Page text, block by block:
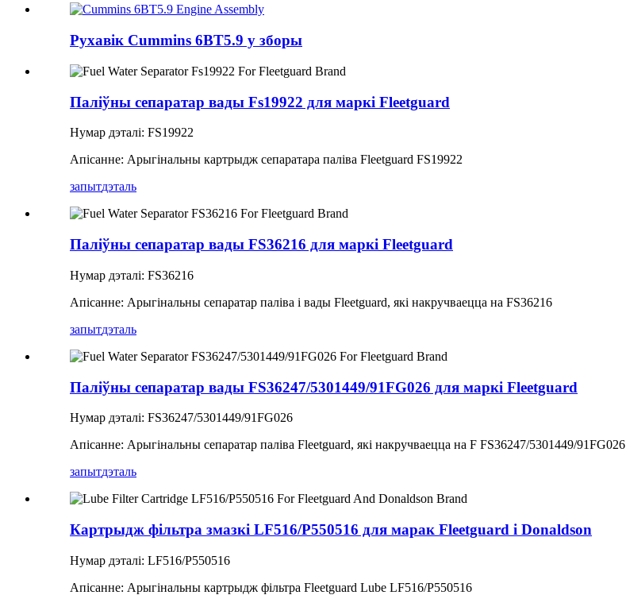
Рухавік Cummins 6BT5.9 у зборы
Паліўны сепаратар вады Fs19922 для маркі Fleetguard
Нумар дэталі: FS19922
Апісанне: Арыгінальны картрыдж сепаратара паліва Fleetguard FS19922
запытдэталь
Паліўны сепаратар вады FS36216 для маркі Fleetguard
Нумар дэталі: FS36216
Апісанне: Арыгінальны сепаратар паліва і вады Fleetguard, які накручваецца на FS36216
запытдэталь
Паліўны сепаратар вады FS36247/5301449/91FG026 для маркі Fleetguard
Нумар дэталі: FS36247/5301449/91FG026
Апісанне: Арыгінальны сепаратар паліва Fleetguard, які накручваецца на F FS36247/5301449/91FG026
запытдэталь
Картрыдж фільтра змазкі LF516/P550516 для марак Fleetguard і Donaldson
Нумар дэталі: LF516/P550516
Апісанне: Арыгінальны картрыдж фільтра Fleetguard Lube LF516/P550516